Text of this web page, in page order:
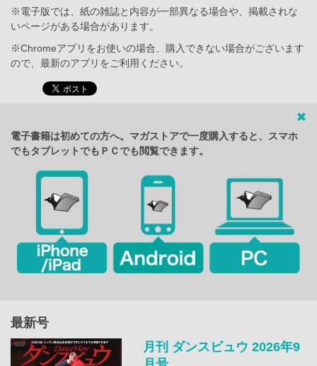
※電子版では、紙の雑誌と内容が一部異なる場合や、掲載されな
いページがある場合があります。
※Chromeアプリをお使いの場合、購入できない場合がございます
ので、最新のアプリをご利用ください。
電子書籍は初めての方へ。マガストアで一度購入すると、スマホ
でもタブレットでもＰＣでも閲覧できます。
最新号
月刊 ダンスビュウ 2026年9